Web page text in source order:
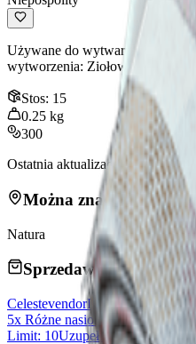
Używane do wytwarzania
wytworzenia: Ziołowy Bandaż,
Stos: 15
0.25 kg
300
Ostatnia aktualizacja
:Mar 22,
Można znaleźć w
Natura
Sprzedawane przez
CelestevendorLevel
5x Różne nasiona
Limit: 10Uzupełniane codziennie